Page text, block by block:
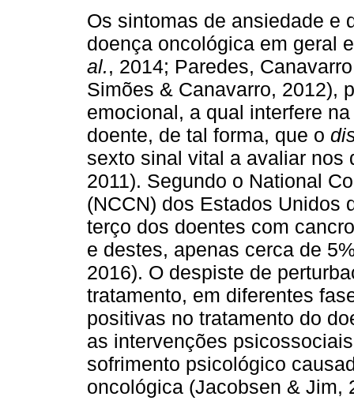
Os sintomas de ansiedade e
doença oncológica em geral
al., 2014; Paredes,
Simões & Canavarro, 2012),
emocional, a qual interfere
doente, de tal forma, que o
sexto sinal vital a avaliar
2011). Segundo o National
(NCCN) dos Estados Unidos
terço dos doentes com
e destes, apenas cerca de
2016). O despiste de
tratamento, em diferentes
positivas no tratamento do
as intervenções
sofrimento psicológico
oncológica (Jacobsen & Jim,